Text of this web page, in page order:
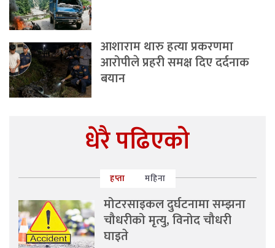
आशाराम थारु हत्या प्रकरणमा
आरोपीले प्रहरी समक्ष दिए दर्दनाक
बयान
धेरै पढिएको
हप्ता महिना
मोटरसाइकल दुर्घटनामा सम्झना
चौधरीको मृत्यु, विनोद चौधरी
घाइते